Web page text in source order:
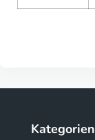
Kategorien